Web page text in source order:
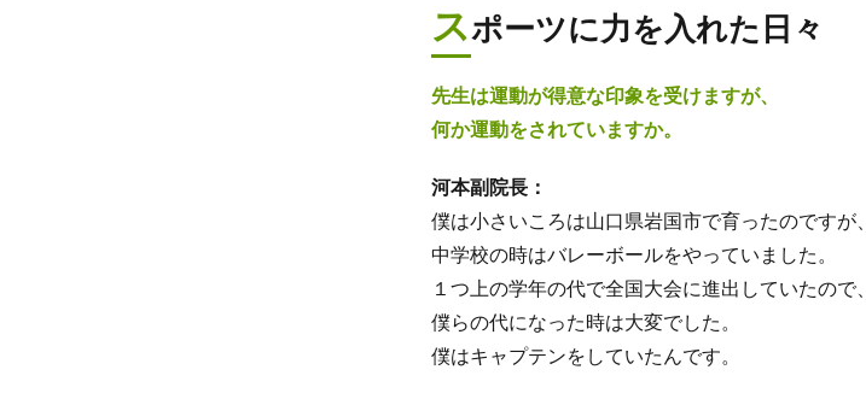
スポーツに力を入れた日々
先生は運動が得意な印象を受けますが、
何か運動をされていますか。
河本副院長：
僕は小さいころは山口県岩国市で育ったのですが、
中学校の時はバレーボールをやっていました。
１つ上の学年の代で全国大会に進出していたので、
僕らの代になった時は大変でした。
僕はキャプテンをしていたんです。